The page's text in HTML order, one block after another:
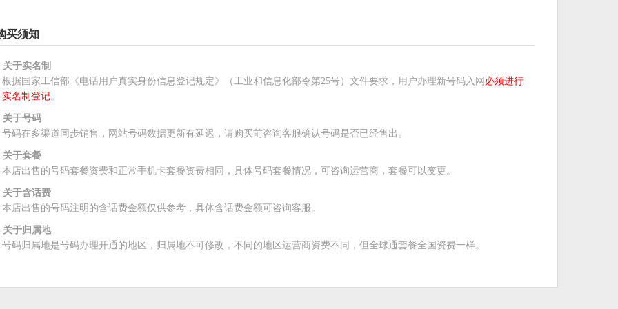
买须知
关于实名制
根据国家工信部《电话用户真实身份信息登记规定》（工业和信息化部令第25号）文件要求，用户办理新号码入网 必须进行
实名制登记。
关于号码
号码在多渠道同步销售，网站号码数据更新有延迟，请购买前咨询客服确认号码是否已经售出。
关于套餐
本店出售的号码套餐资费和正常手机卡套餐资费相同，具体号码套餐情况，可咨询运营商，套餐可以变更。
关于含话费
本店出售的号码注明的含话费金额仅供参考，具体含话费金额可咨询客服。
关于归属地
号码归属地是号码办理开通的地区，归属地不可修改，不同的地区运营商资费不同，但全球通套餐全国资费一样。